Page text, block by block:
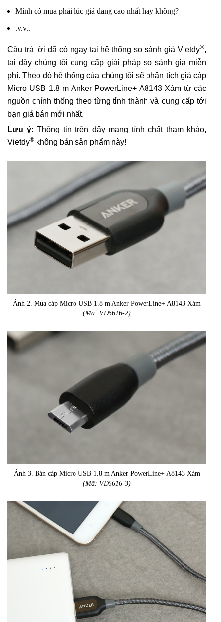
Mình có mua phải lúc giá đang cao nhất hay không?
.v.v..
Câu trả lời đã có ngay tại hệ thống so sánh giá Vietdy®,
tại đây chúng tôi cung cấp giải pháp so sánh giá miễn
phí. Theo đó hệ thống của chúng tôi sẽ phân tích giá cáp
Micro USB 1.8 m Anker PowerLine+ A8143 Xám từ các
nguồn chính thống theo từng tỉnh thành và cung cấp tới
bạn giá bán mới nhất.
Lưu ý: Thông tin trên đây mang tính chất tham khảo,
Vietdy® không bán sản phẩm này!
Ảnh 2. Mua cáp Micro USB 1.8 m Anker PowerLine+ A8143 Xám
(Mã: VD5616-2)
Ảnh 3. Bán cáp Micro USB 1.8 m Anker PowerLine+ A8143 Xám
(Mã: VD5616-3)